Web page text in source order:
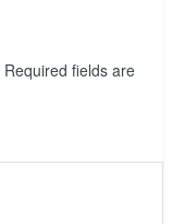
Required fields are